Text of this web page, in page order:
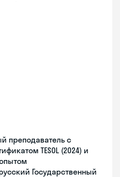
преподаватель с
TESOL (2024) и
Государственный